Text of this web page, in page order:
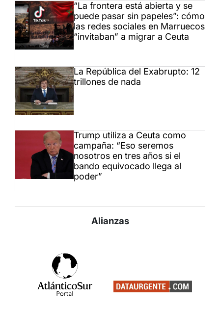
“La frontera está abierta y se
puede pasar sin papeles”: cómo
las redes sociales en Marruecos
“invitaban” a migrar a Ceuta
La República del Exabrupto: 12
trillones de nada
Trump utiliza a Ceuta como
campaña: “Eso seremos
nosotros en tres años si el
bando equivocado llega al
poder”
Alianzas